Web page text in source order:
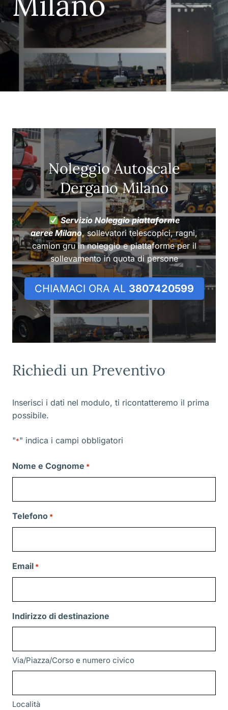
Noleggio Autoscale
Dergano Milano
Servizio Noleggio piattaforme
aeree Milano, sollevatori telescopici, ragni,
camion gru in noleggio e piattaforme per il
sollevamento in quota di persone
CHIAMACI ORA AL 3807420599
Richiedi un Preventivo
Inserisci i dati nel modulo, ti ricontatteremo il prima
possibile.
"*" indica i campi obbligatori
Nome e Cognome *
Telefono *
Email *
Indirizzo di destinazione
Via/Piazza/Corso e numero civico
Località